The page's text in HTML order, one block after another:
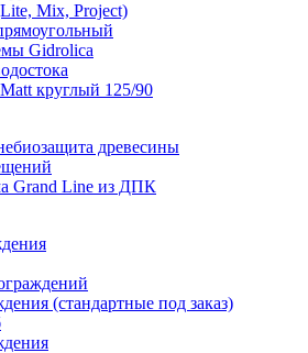
Mix, Project)
Gidrolica
круглый 125/90
древесины
Grand Line из ДПК
(стандартные под заказ)